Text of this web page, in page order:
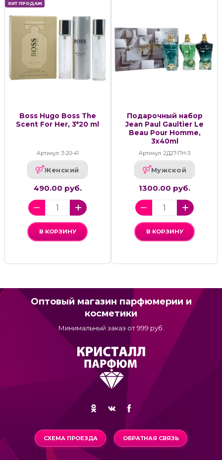
ХИТ ПРОДАЖ
Boss Hugo Boss The
Scent For Her, 3*20 ml
Артикул: 3-20-41
Женский
490.00 руб.
В КОРЗИНУ
Подарочный набор
Jean Paul Gaultier Le
Beau Pour Homme,
3x40ml
Артикул: 2Д27-ПН-3
Мужской
1300.00 руб.
В КОРЗИНУ
Оптовый магазин парфюмерии и
косметики
Минимальный заказ от 999 руб.
СХЕМА ПРОЕЗДА ОБРАТНАЯ СВЯЗЬ